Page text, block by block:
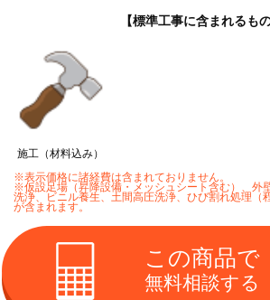
【標準工事に含まれるもの
施工（材料込み）
※表示価格に諸経費は含まれておりません。
※仮設足場（昇降設備・メッシュシート含む）、外
洗浄、ビニル養生、土間高圧洗浄、ひび割れ処理（
が含まれます。
この商品で
無料相談する